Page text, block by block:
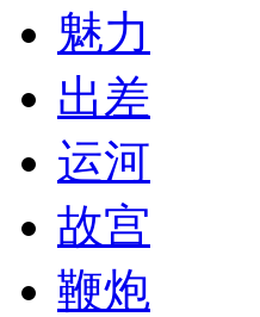
魅力
出差
运河
故宫
鞭炮